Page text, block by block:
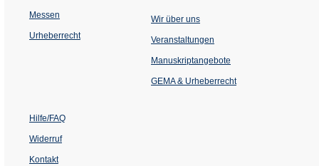
Messen
Urheberrecht
Wir über uns
Veranstaltungen
einem
Tab)
Manuskriptangebote
GEMA & Urheberrecht
Hilfe/FAQ
Widerruf
Kontakt